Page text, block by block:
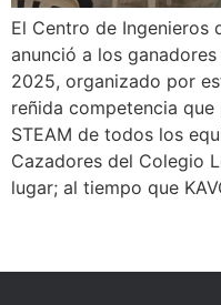
El Centro de Ingenieros
anunció a los ganadores
2025, organizado por
reñida competencia
STEAM de todos los
Cazadores del Colegio
lugar; al tiempo que